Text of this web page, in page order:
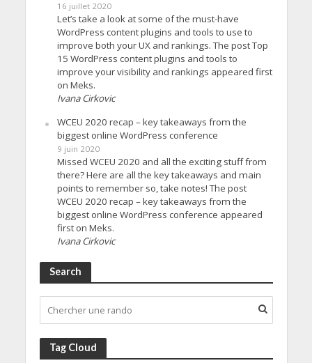
16 juillet 2020
Let’s take a look at some of the must-have
WordPress content plugins and tools to use to
improve both your UX and rankings. The post Top
15 WordPress content plugins and tools to
improve your visibility and rankings appeared first
on Meks.
Ivana Cirkovic
WCEU 2020 recap – key takeaways from the
biggest online WordPress conference
9 juin 2020
Missed WCEU 2020 and all the exciting stuff from
there? Here are all the key takeaways and main
points to remember so, take notes! The post
WCEU 2020 recap – key takeaways from the
biggest online WordPress conference appeared
first on Meks.
Ivana Cirkovic
Search
Tag Cloud